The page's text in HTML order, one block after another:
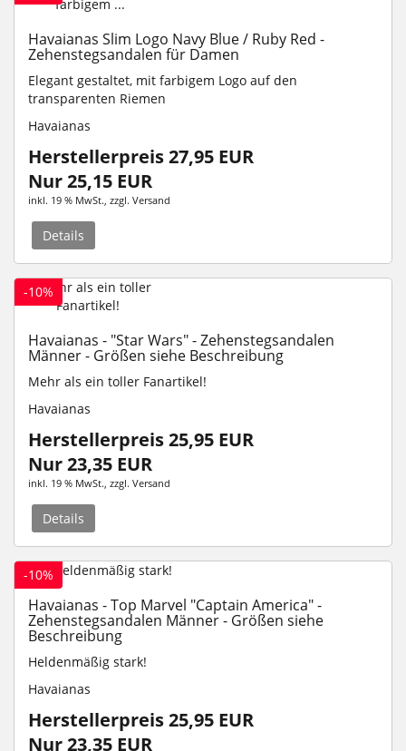
Havaianas Slim Logo Navy Blue / Ruby Red -
Zehenstegsandalen für Damen
Elegant gestaltet, mit farbigem Logo auf den
transparenten Riemen
Havaianas
Herstellerpreis 27,95 EUR
Nur 25,15 EUR
inkl. 19 % MwSt. , zzgl. Versand
Details
-10%
Havaianas - "Star Wars" - Zehenstegsandalen
Männer - Größen siehe Beschreibung
Mehr als ein toller Fanartikel!
Havaianas
Herstellerpreis 25,95 EUR
Nur 23,35 EUR
inkl. 19 % MwSt. , zzgl. Versand
Details
-10%
Havaianas - Top Marvel "Captain America" -
Zehenstegsandalen Männer - Größen siehe
Beschreibung
Heldenmäßig stark!
Havaianas
Herstellerpreis 25,95 EUR
Nur 23,35 EUR